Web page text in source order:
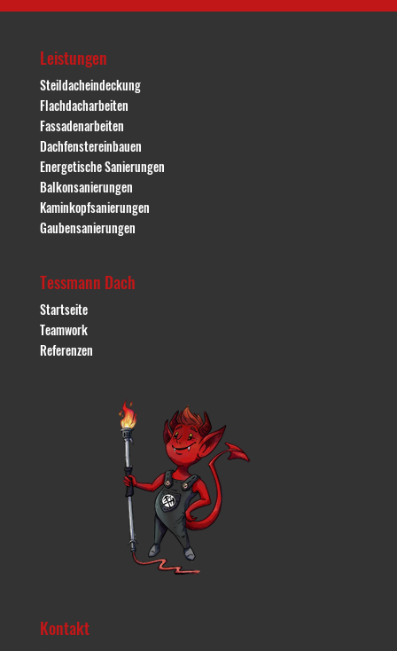
Leistungen
Steildacheindeckung
Flachdacharbeiten
Fassadenarbeiten
Dachfenstereinbauen
Energetische Sanierungen
Balkonsanierungen
Kaminkopfsanierungen
Gaubensanierungen
Tessmann Dach
Startseite
Teamwork
Referenzen
Kontakt